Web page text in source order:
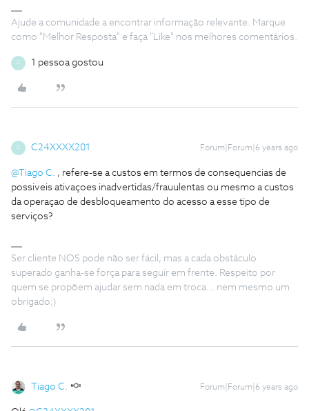
Ajude a comunidade a encontrar informação relevante. Marque
como "Melhor Resposta" e faça "Like" nos melhores comentários.
C 1 pessoa gostou
C C24XXXX201 Forum|Forum|6 years ago
@Tiago C. , refere-se a custos em termos de consequencias de
possiveis ativaçoes inadvertidas/frauulentas ou mesmo a custos
da operaçao de desbloqueamento do acesso a esse tipo de
serviços?
Ser cliente NOS pode não ser fácil, mas a cada obstáculo
superado ganha-se força para seguir em frente. Respeito por
quem se propõem ajudar sem nada em troca... nem mesmo um
obrigado;)
Tiago C. Forum|Forum|6 years ago